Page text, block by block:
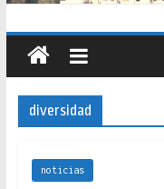
Santiago : un
diversidad
noticias